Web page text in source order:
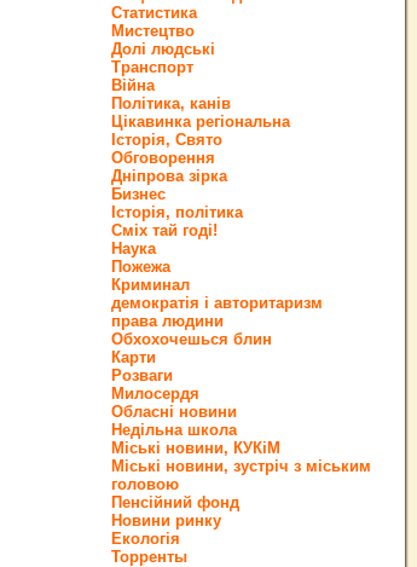
Статистика
Мистецтво
Долі людські
Транспорт
Війна
Політика, канів
Цікавинка регіональна
Історія, Свято
Обговорення
Дніпрова зірка
Бизнес
Історія, політика
Сміх тай годі!
Наука
Пожежа
Криминал
демократія і авторитаризм
права людини
Обхохочешься блин
Карти
Розваги
Милосердя
Обласні новини
Недільна школа
Міські новини, КУКіМ
Міські новини, зустріч з міським
головою
Пенсійний фонд
Новини ринку
Екологія
Торренты